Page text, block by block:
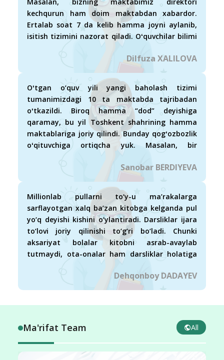
kechqurun ham doim maktabdan xabardor.
Ertalab soat 7 da kelib hamma joyni aylanib,
isitish tizimini nazorat qiladi. Oʻquvchilar bilimi
Dilfuza XALILOVA
Oʻtgan o‘quv yili yangi baholash tizimi
tumanimizdagi 10 ta maktabda tajribadan
oʻtkazildi. Biroq hamma “dod” deyishiga
qaramay, bu yil Toshkent shahrining hamma
maktablariga joriy qilindi. Bunday qogʻozbozlik
oʻqituvchiga ortiqcha yuk. Masalan, bir
o‘qituvchi o‘nta sinfga darsga kirsa, qancha ish
bo‘lib ketadi, uni chiqartirish, tayyorlash ham
mablag‘ga borib taqaladi. Hozircha o‘quvchilar
CHSBni vazirlik olarkan deb qoʻrqitib turganimiz
uchun sal hayiqib oʻqiyapti. Agar bu ham
shunchaki xoʻjakoʻrsin uchun boʻlsa, bizni
qiynaganlari qoladi, xolos. Birgina yaxshi
tomoni 5–8-sinf o‘quvchilari sal qiziqib, jamoa
boʻlib harakat qilishyapti, darsga kreativ
yondashishmoqda. Lekin chekka hududlarda bu
tizimni qanday uddalashadi? Chunki sharoit
Sanobar BERDIYEVA
Millionlab pullarni to‘y-u ma’rakalarga
sarflayotgan xalq ba’zan kitobga kelganda pul
yo‘q deyishi kishini o‘ylantiradi. Darsliklar ijara
to‘lovi joriy qilinishi to‘g‘ri bo‘ladi. Chunki
aksariyat bolalar kitobni asrab-avaylab
tutmaydi, ota-onalar ham darsliklar holatiga
befarq. Balki shunda ayrim ota-onalar darslik
uchun pul to‘laganiga yarasha farzandini kitob
o‘qishga, qadrlashga majburlasa…
Dehqonboy DADAYEV
Ma'rifat Team All